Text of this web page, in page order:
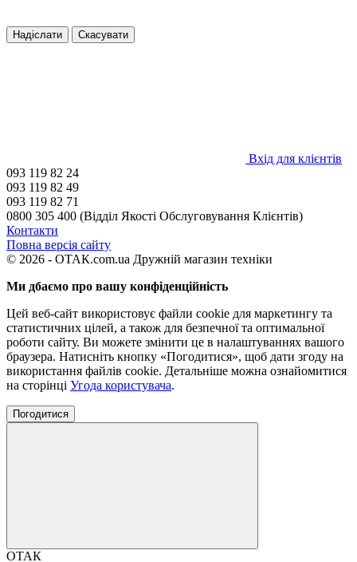
Надіслати Скасувати
Вхід для клієнтів
093 119 82 24
093 119 82 49
093 119 82 71
0800 305 400 (Відділ Якості Обслуговування Клієнтів)
Контакти
Повна версія сайту
© 2026 - ОТАК.com.ua Дружній магазин техніки
Ми дбаємо про вашу конфіденційність
Цей веб-сайт використовує файли cookie для маркетингу та
статистичних цілей, а також для безпечної та оптимальної
роботи сайту. Ви можете змінити це в налаштуваннях вашого
браузера. Натисніть кнопку «Погодитися», щоб дати згоду на
використання файлів cookie. Детальніше можна ознайомитися
на сторінці Угода користувача.
Погодитися
ОТАК